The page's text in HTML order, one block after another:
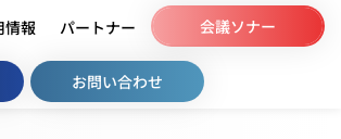
情報 パートナー 会議ソナー
お問い合わせ